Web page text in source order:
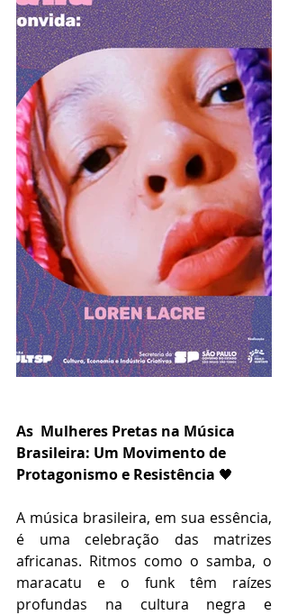
As  Mulheres Pretas na Música
Brasileira: Um Movimento de
Protagonismo e Resistência 🖤
A música brasileira, em sua essência,
é uma celebração das matrizes
africanas. Ritmos como o samba, o
maracatu e o funk têm raízes
profundas na cultura negra e